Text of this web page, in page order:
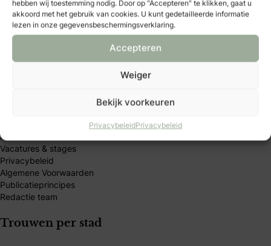
hebben wij toestemming nodig. Door op "Accepteren" te klikken, gaat u
akkoord met het gebruik van cookies. U kunt gedetailleerde informatie
lezen in onze gegevensbeschermingsverklaring.
Accepteren
Weiger
Bekijk voorkeuren
PrivacybeleidPrivacybeleid
en handige tools.
Adverteren
Vacatures & stages
Privacybeleid
Algemene Voorwaarden
Publicatieprincipes
Redactie team
Trouwen per stad